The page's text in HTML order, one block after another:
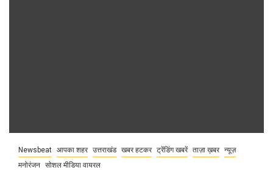
Newsbeat आपका शहर उत्तराखंड खबर हटकर ट्रेंडिंग खबरें ताज़ा ख़बर न्यूज़
मनोरंजन सोशल मीडिया वायरल